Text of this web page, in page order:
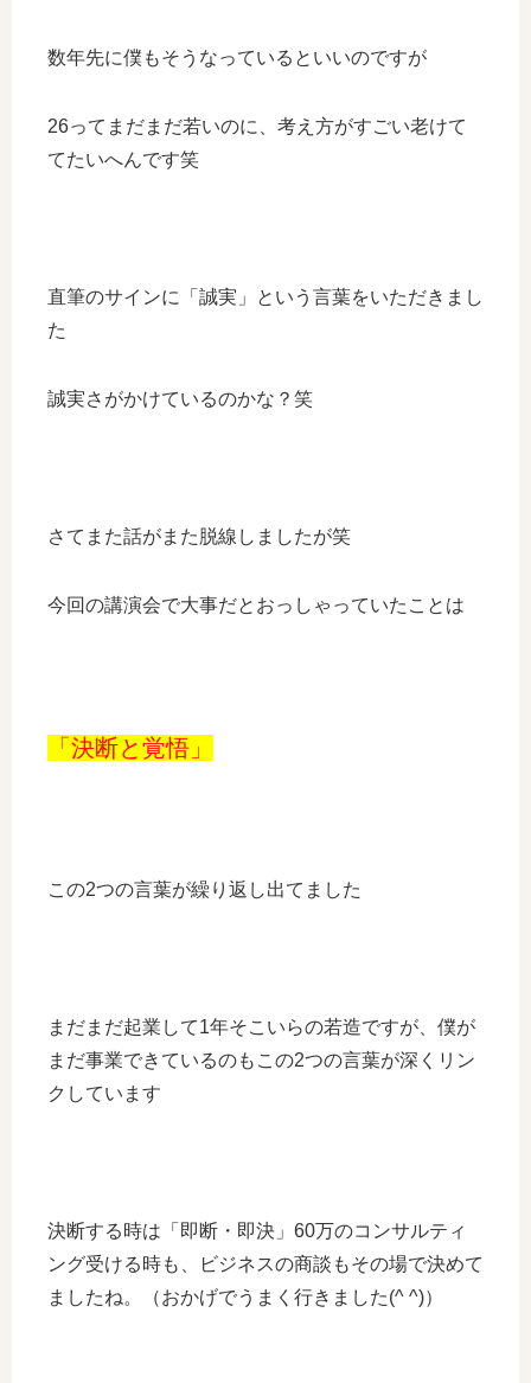
数年先に僕もそうなっているといいのですが
26ってまだまだ若いのに、考え方がすごい老けて
てたいへんです笑
直筆のサインに「誠実」という言葉をいただきまし
た
誠実さがかけているのかな？笑
さてまた話がまた脱線しましたが笑
今回の講演会で大事だとおっしゃっていたことは
「決断と覚悟」
この2つの言葉が繰り返し出てました
まだまだ起業して1年そこいらの若造ですが、僕が
まだ事業できているのもこの2つの言葉が深くリン
クしています
決断する時は「即断・即決」60万のコンサルティ
ング受ける時も、ビジネスの商談もその場で決めて
ましたね。（おかげでうまく行きました(^ ^)）